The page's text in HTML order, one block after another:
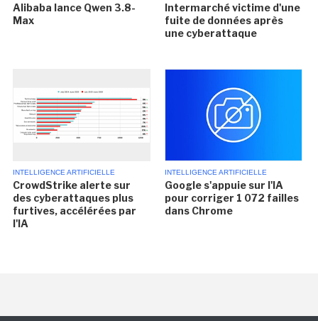
Alibaba lance Qwen 3.8-
Max
Intermarché victime d'une
fuite de données après
une cyberattaque
INTELLIGENCE ARTIFICIELLE
CrowdStrike alerte sur
des cyberattaques plus
furtives, accélérées par
l'IA
INTELLIGENCE ARTIFICIELLE
Google s'appuie sur l'IA
pour corriger 1 072 failles
dans Chrome